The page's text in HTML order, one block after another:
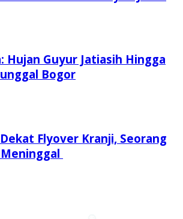
Hujan Guyur Jatiasih Hingga
Bogor
Flyover Kranji, Seorang